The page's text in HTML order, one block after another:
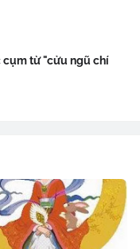
cụm từ "cửu ngũ chí